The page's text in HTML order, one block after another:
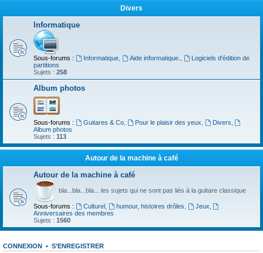
Divers
Informatique
Sous-forums : Informatique, Aide informatique.
Logiciels d'édition de
partitions
Sujets : 258
Album photos
Sous-forums : Guitares & Co, Pour le plaisir des yeux Divers
Album photos
Sujets : 113
Autour de la machine à café
Autour de la machine à café
bla...bla...bla... les sujets qui ne sont pas liés à la guitare classique
Sous-forums : Culturel, humour, histoires drôles Jeux
Anniversaires des membres
Sujets : 1560
CONNEXION • S’ENREGISTRER